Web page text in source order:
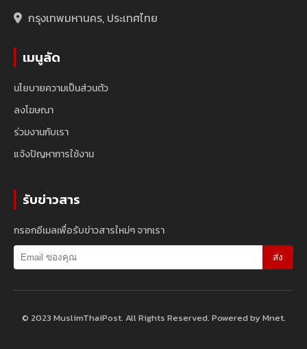
กรุงเทพมหานคร, ประเทศไทย
เมนูลัด
นโยบายความเป็นส่วนตัว
ลงโฆษณา
ร่วมงานกับเรา
แจ้งปัญหาการใช้งาน
รับข่าวสาร
กรอกอีเมลเพื่อรับข่าวสารใหม่ๆ จากเรา
ส่ง
© 2023 MuslimThaiPost. All Rights Reserved. Powered by Mnet.